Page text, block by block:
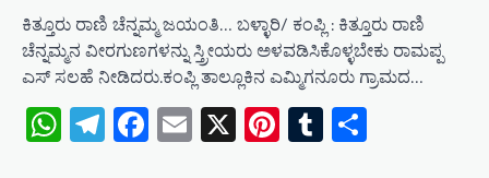
ಕಿತ್ತೂರು ರಾಣಿ ಚೆನ್ನಮ್ಮ ಜಯಂತಿ… ಬಳ್ಳಾರಿ/ ಕಂಪ್ಲಿ : ಕಿತ್ತೂರು ರಾಣಿ
ಚೆನ್ನಮ್ಮನ ವೀರಗುಣಗಳನ್ನು ಸ್ತ್ರೀಯರು ಅಳವಡಿಸಿಕೊಳ್ಳಬೇಕು ರಾಮಪ್ಪ
ಎಸ್ ಸಲಹೆ ನೀಡಿದರು.ಕಂಪ್ಲಿ ತಾಲ್ಲೂಕಿನ ಎಮ್ಮಿಗನೂರು ಗ್ರಾಮದ…
WhatsApp
Telegram
Facebook
Email
X Pinterest
Tumblr